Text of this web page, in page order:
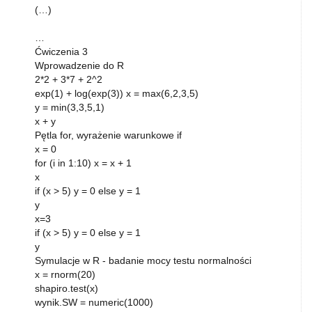
(…)
Ćwiczenia 3
Wprowadzenie do R
2*2 + 3*7 + 2^2
exp(1) + log(exp(3)) x = max(6,2,3,5)
y = min(3,3,5,1)
x + y
Pętla for, wyrażenie warunkowe if
x = 0
for (i in 1:10) x = x + 1
x
if (x > 5) y = 0 else y = 1
y
x=3
if (x > 5) y = 0 else y = 1
y
Symulacje w R - badanie mocy testu normalności
x = rnorm(20)
shapiro.test(x)
wynik.SW = numeric(1000)